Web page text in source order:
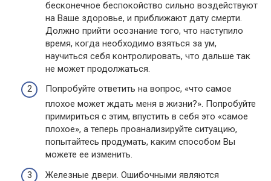
бесконечное беспокойство сильно воздействуют
на Ваше здоровье, и приближают дату смерти.
Должно прийти осознание того, что наступило
время, когда необходимо взяться за ум,
научиться себя контролировать, что дальше так
не может продолжаться.
Попробуйте ответить на вопрос, «что самое
плохое может ждать меня в жизни?». Попробуйте
примириться с этим, впустить в себя это «самое
плохое», а теперь проанализируйте ситуацию,
попытайтесь продумать, каким способом Вы
можете ее изменить.
Железные двери. Ошибочными являются